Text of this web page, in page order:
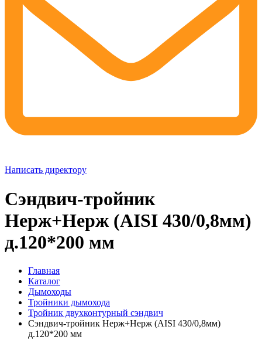
Написать директору
Сэндвич-тройник
Нерж+Нерж (AISI 430/0,8мм)
д.120*200 мм
Главная
Каталог
Дымоходы
Тройники дымохода
Тройник двухконтурный сэндвич
Сэндвич-тройник Нерж+Нерж (AISI 430/0,8мм)
д.120*200 мм